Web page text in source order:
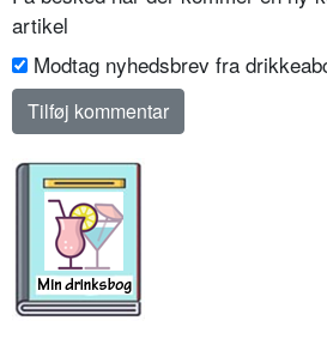
artikel
Modtag nyhedsbrev fra